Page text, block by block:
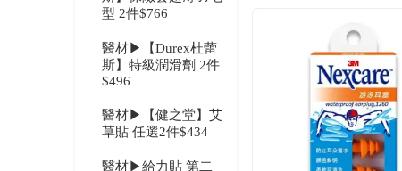
型 2件$766
醫材▶【Durex杜蕾
斯】特級潤滑劑 2件
$496
醫材▶【健之堂】艾
草貼 任選2件$434
醫材▶給力貼 第二